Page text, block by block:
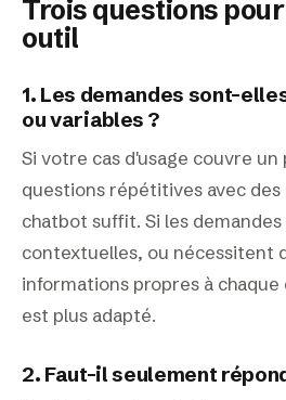
Trois questions
outil
1. Les demandes sont-
ou variables ?
Si votre cas d'usage couvre
questions répétitives avec des
chatbot suffit. Si les
contextuelles, ou nécessitent
informations propres à
est plus adapté.
2. Faut-il seulement